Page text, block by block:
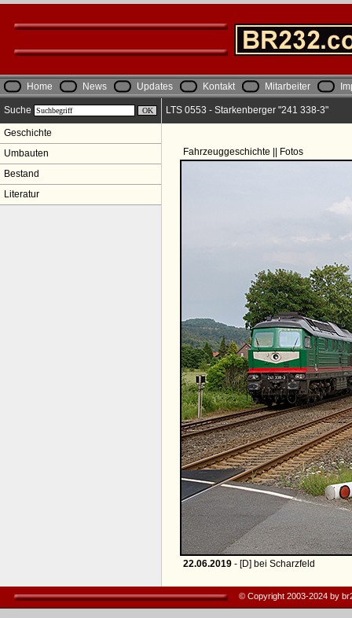
Home News Updates Kontakt Mitarbeiter
Suche
Geschichte
Umbauten
Bestand
Literatur
LTS 0553 - Starkenberger "241 338-3"
Fahrzeuggeschichte || Fotos
22.06.2019- [D] bei Scharzfeld
© Copyright 2003-2024 by